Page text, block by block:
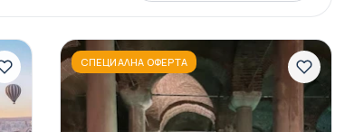
СПЕЦИАЛНА ОФЕРТА